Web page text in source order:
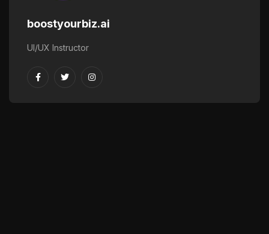
boostyourbiz.ai
UI/UX Instructor